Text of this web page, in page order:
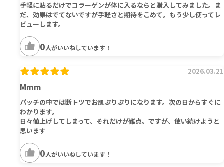
手軽に貼るだけでコラーゲンが体に入るならと購入してみました。ま
だ、効果はでてないですが手軽さと期待をこめて。もう少し使ってレ
ビューします。
0人がいいねしています！
Mmm
2026.03.21
パッチの中では断トツでお肌ぷりぷりになります。次の日からすぐに
わかります。
日々値上げしてしまって、それだけが難点。ですが、使い続けようと
思います
0人がいいねしています！